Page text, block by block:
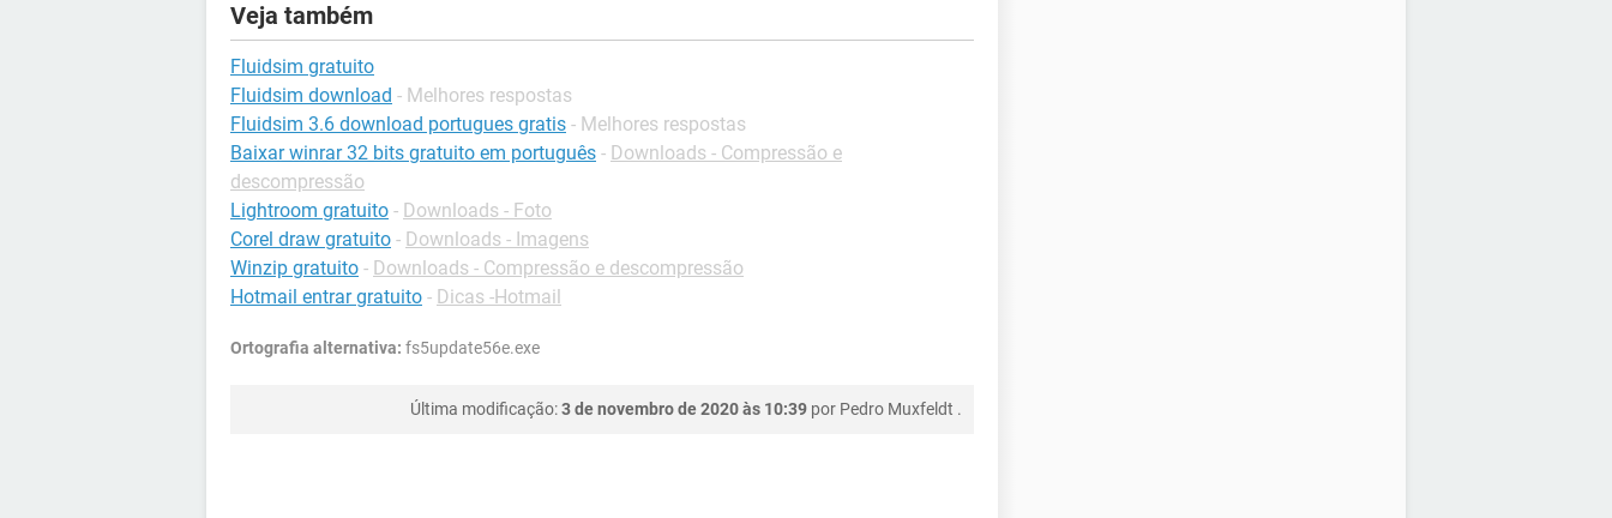
Veja também
Fluidsim gratuito
Fluidsim download - Melhores respostas
Fluidsim 3.6 download portugues gratis - Melhores respostas
Baixar winrar 32 bits gratuito em português - Downloads - Compressão e
descompressão
Lightroom gratuito - Downloads - Foto
Corel draw gratuito - Downloads - Imagens
Winzip gratuito - Downloads - Compressão e descompressão
Hotmail entrar gratuito - Dicas -Hotmail
Ortografia alternativa: fs5update56e.exe
Última modificação:3 de novembro de 2020 às 10:39 por Pedro Muxfeldt .